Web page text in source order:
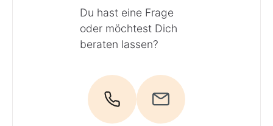
Du hast eine Frage
oder möchtest Dich
beraten lassen?